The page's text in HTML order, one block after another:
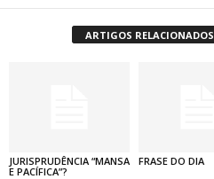
ARTIGOS RELACIONADOS
JURISPRUDÊNCIA “MANSA
E PACÍFICA”?
FRASE DO DIA